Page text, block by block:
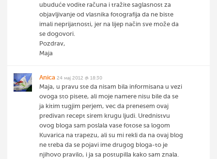
ubuduće vodite računa i tražite saglasnost za
objavljivanje od vlasnika fotografija da ne biste
imali neprijatnosti, jer na lijep način sve može da
se dogovori.
Pozdrav,
Maja
Anica 24 мај 2012 @ 18:30
Maja, u pravu ste da nisam bila informisana u vezi
ovoga sto pisete, ali moje namere nisu bile da se
ja kitim tugjim perjem, vec da prenesem ovaj
predivan recept sirem krugu ljudi. Urednistvu
ovog bloga sam poslala vase fotose sa logom
Kuvarica na trapezu, ali su mi rekli da na ovaj blog
ne treba da se pojavi ime drugog bloga-to je
njihovo pravilo, i ja sa postupilla kako sam znala.